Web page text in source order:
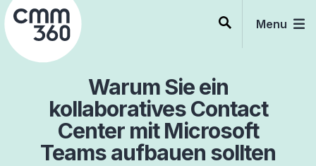
Skip
to
content
Menu
Warum Sie ein
kollaboratives Contact
Center mit Microsoft
Teams aufbauen sollten